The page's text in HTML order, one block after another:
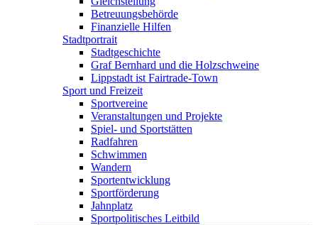
Betreuungsbehörde
Finanzielle Hilfen
Stadtportrait
Stadtgeschichte
Graf Bernhard und die Holzschweine
Lippstadt ist Fairtrade-Town
Sport und Freizeit
Sportvereine
Veranstaltungen und Projekte
Spiel- und Sportstätten
Radfahren
Schwimmen
Wandern
Sportentwicklung
Sportförderung
Jahnplatz
Sportpolitisches Leitbild